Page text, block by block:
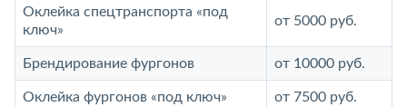
Оклейка спецтранспорта «под
ключ»
от 5000 руб.
Брендирование фургонов от 10000 руб.
Оклейка фургонов «под ключ» от 7500 руб.